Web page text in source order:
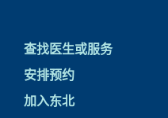
查找医生或服务
安排预约
加入东北